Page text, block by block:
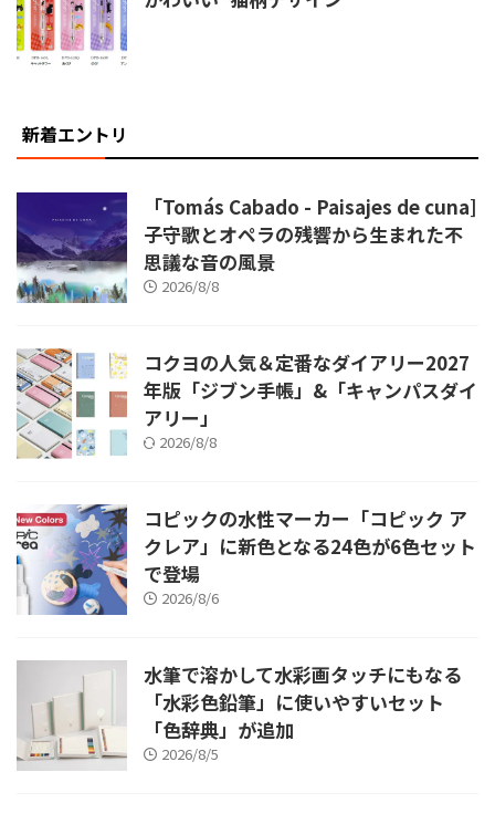
新着エントリ
「Tomás Cabado - Paisajes de cuna]
子守歌とオペラの残響から生まれた不
思議な音の風景
2026/8/8
コクヨの人気＆定番なダイアリー2027
年版「ジブン手帳」&「キャンパスダイ
アリー」
2026/8/8
コピックの水性マーカー「コピック ア
クレア」に新色となる24色が6色セット
で登場
2026/8/6
水筆で溶かして水彩画タッチにもなる
「水彩色鉛筆」に使いやすいセット
「色辞典」が追加
2026/8/5